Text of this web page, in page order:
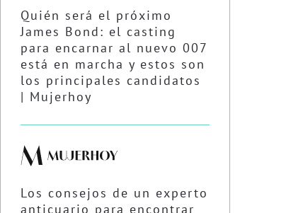
Quién será el próximo
James Bond: el casting
para encarnar al nuevo 007
está en marcha y estos son
los principales candidatos
| Mujerhoy
Los consejos de un experto
anticuario para encontrar